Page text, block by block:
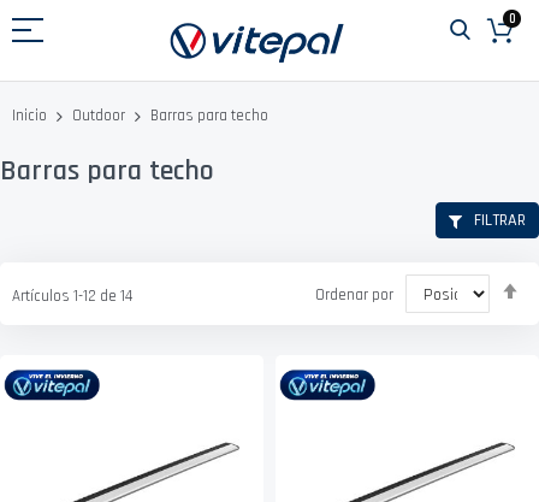
al
0
Inicio Outdoor Barras para techo
Barras para techo
Artículos 1-12 de 14 Ordenar por
FILTRAR